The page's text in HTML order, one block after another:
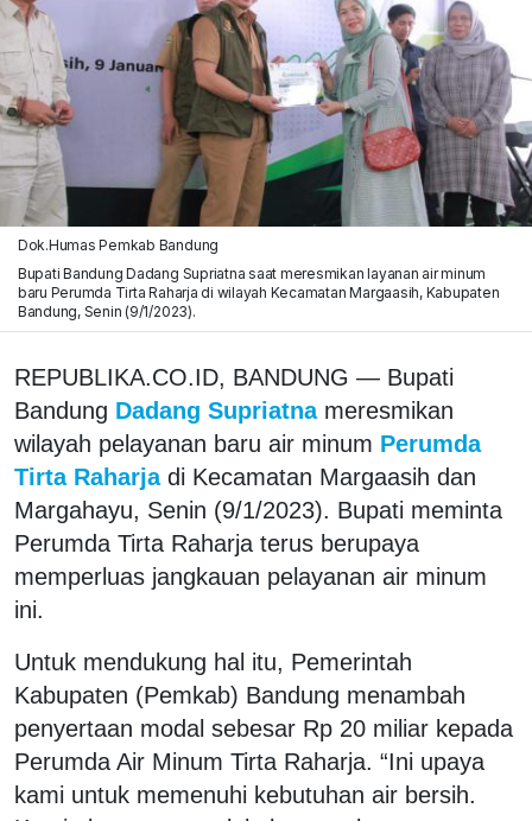
Dok.Humas Pemkab Bandung
Bupati Bandung Dadang Supriatna saat meresmikan layanan air minum
baru Perumda Tirta Raharja di wilayah Kecamatan Margaasih, Kabupaten
Bandung, Senin (9/1/2023).
REPUBLIKA.CO.ID, BANDUNG — Bupati
Bandung Dadang Supriatna meresmikan
wilayah pelayanan baru air minum Perumda
Tirta Raharja di Kecamatan Margaasih dan
Margahayu, Senin (9/1/2023). Bupati meminta
Perumda Tirta Raharja terus berupaya
memperluas jangkauan pelayanan air minum
ini.
Untuk mendukung hal itu, Pemerintah
Kabupaten (Pemkab) Bandung menambah
penyertaan modal sebesar Rp 20 miliar kepada
Perumda Air Minum Tirta Raharja. “Ini upaya
kami untuk memenuhi kebutuhan air bersih.